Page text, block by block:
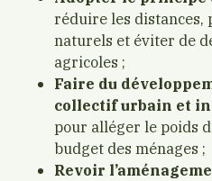
réduire les
naturels et éviter de
agricoles ;
Faire du
collectif urbain et
pour alléger le poids
budget des ménages ;
Revoir